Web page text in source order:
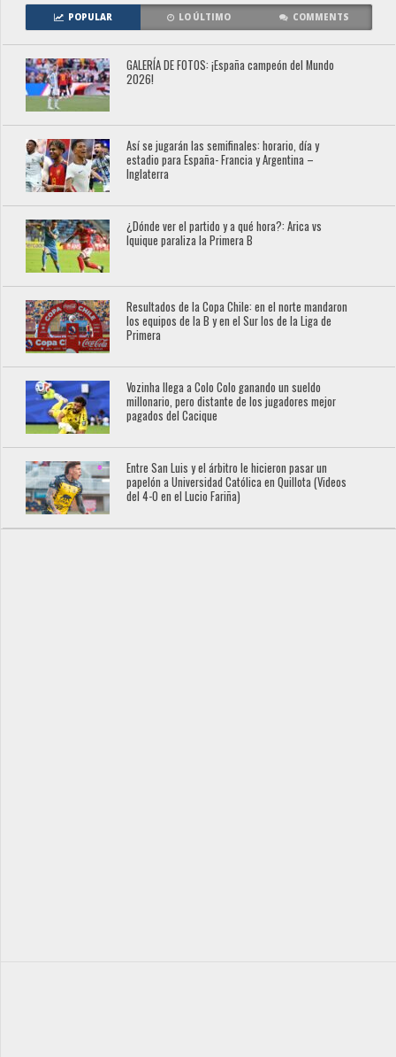
POPULAR LO ÚLTIMO COMMENTS
GALERÍA DE FOTOS: ¡España campeón del Mundo
2026!
Así se jugarán las semifinales: horario, día y
estadio para España- Francia y Argentina –
Inglaterra
¿Dónde ver el partido y a qué hora?: Arica vs
Iquique paraliza la Primera B
Resultados de la Copa Chile: en el norte mandaron
los equipos de la B y en el Sur los de la Liga de
Primera
Vozinha llega a Colo Colo ganando un sueldo
millonario, pero distante de los jugadores mejor
pagados del Cacique
Entre San Luis y el árbitro le hicieron pasar un
papelón a Universidad Católica en Quillota (Videos
del 4-0 en el Lucio Fariña)